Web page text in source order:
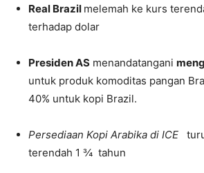
Real Brazil melemah ke kurs
terhadap dolar
Presiden AS menandatangani
untuk produk komoditas pangan
40% untuk kopi Brazil.
Persediaan Kopi Arabika di ICE
terendah 1 ¾ tahun